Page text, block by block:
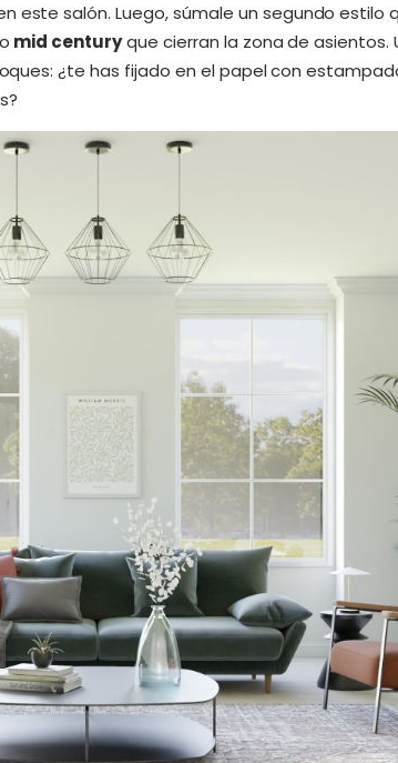
este salón. Luego, súmale un segundo estilo
mid centuryque cierran la zona de asientos.
¿te has fijado en el papel con